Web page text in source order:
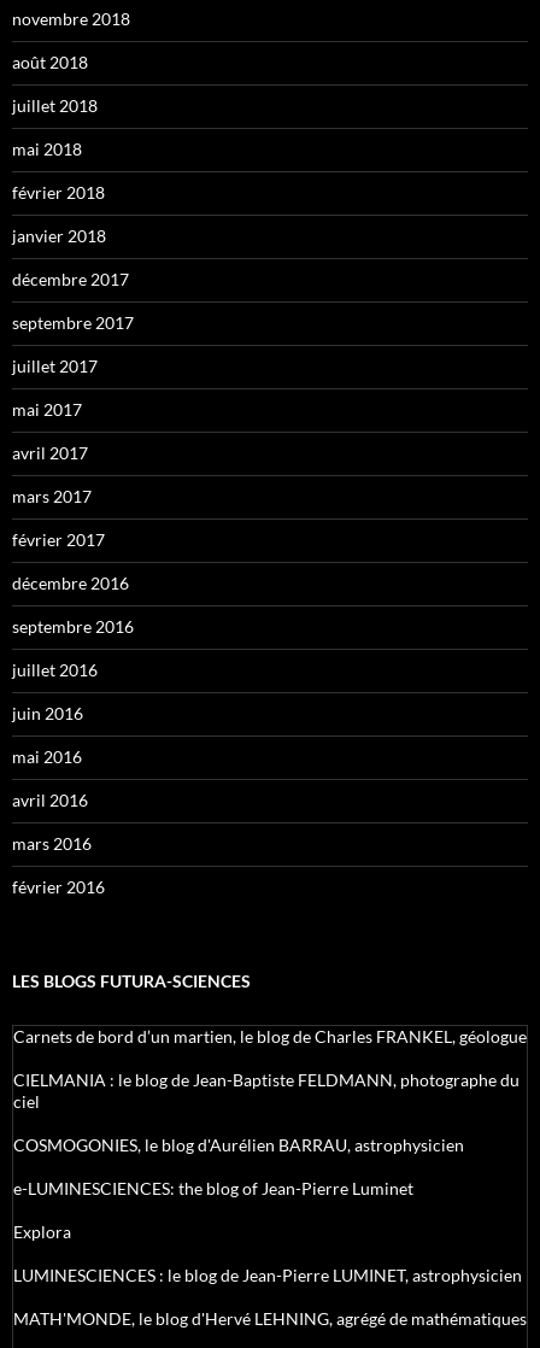
novembre 2018
août 2018
juillet 2018
mai 2018
février 2018
janvier 2018
décembre 2017
septembre 2017
juillet 2017
mai 2017
avril 2017
mars 2017
février 2017
décembre 2016
septembre 2016
juillet 2016
juin 2016
mai 2016
avril 2016
mars 2016
février 2016
LES BLOGS FUTURA-SCIENCES
Carnets de bord d’un martien, le blog de Charles FRANKEL, géologue
CIELMANIA : le blog de Jean-Baptiste FELDMANN, photographe du
ciel
COSMOGONIES, le blog d'Aurélien BARRAU, astrophysicien
e-LUMINESCIENCES: the blog of Jean-Pierre Luminet
Explora
LUMINESCIENCES : le blog de Jean-Pierre LUMINET, astrophysicien
MATH'MONDE, le blog d'Hervé LEHNING, agrégé de mathématiques